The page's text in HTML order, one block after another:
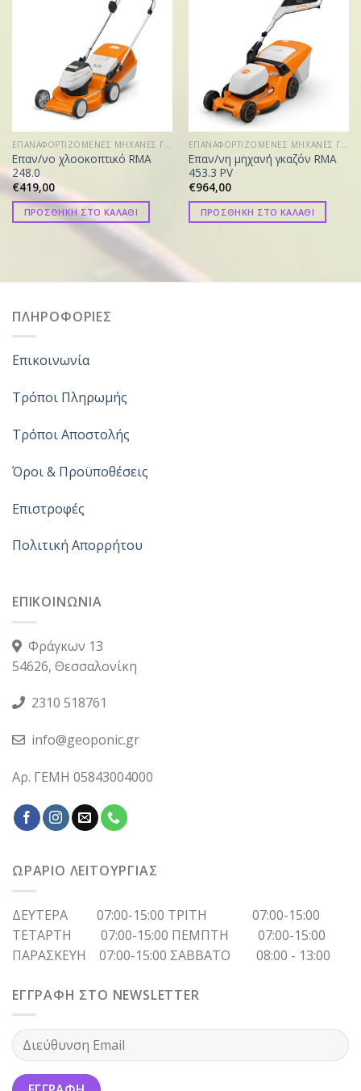
ΕΠΑΝΑΦΟΡΤΙΖΟΜΕΝΕΣ ΜΗΧΑΝΕΣ ΓΚΑΖΟΝ
Επαν/νο χλοοκοπτικό RMA
248.0
€419,00
ΠΡΟΣΘΗΚΗ ΣΤΟ ΚΑΛΑΘΙ
ΕΠΑΝΑΦΟΡΤΙΖΟΜΕΝΕΣ ΜΗΧΑΝΕΣ ΓΚΑΖΟΝ
Επαν/νη μηχανή γκαζόν RMA
453.3 PV
€964,00
ΠΡΟΣΘΗΚΗ ΣΤΟ ΚΑΛΑΘΙ
ΠΛΗΡΟΦΟΡΙΕΣ
Επικοινωνία
Τρόποι Πληρωμής
Τρόποι Αποστολής
Όροι & Προϋποθέσεις
Επιστροφές
Πολιτική Απορρήτου
ΕΠΙΚΟΙΝΩΝΙΑ
Φράγκων 13
54626, Θεσσαλονίκη
2310 518761
info@geoponic.gr
Αρ. ΓΕΜΗ 05843004000
ΩΡΑΡΙΟ ΛΕΙΤΟΥΡΓΙΑΣ
ΔΕΥΤΕΡΑ 07:00-15:00 ΤΡΙΤΗ 07:00-15:00
ΤΕΤΑΡΤΗ 07:00-15:00 ΠΕΜΠΤΗ 07:00-15:00
ΠΑΡΑΣΚΕΥΗ 07:00-15:00 ΣΑΒΒΑΤΟ 08:00 - 13:00
ΕΓΓΡΑΦΗ ΣΤΟ NEWSLETTER